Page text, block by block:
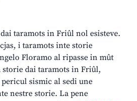
taramots in Friûl nol esisteve.
i taramots inte storie
Floramo al ripasse in mût
dai taramots in Friûl,
sismic al sedi une
nestre storie. La pene